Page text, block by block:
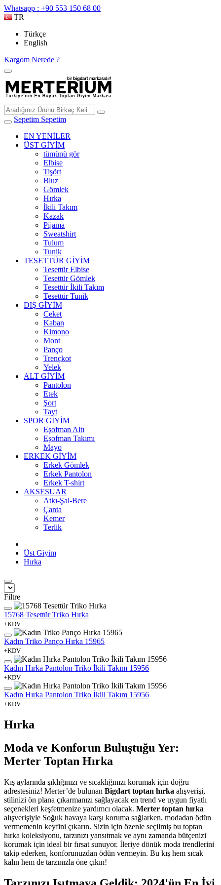
Whatsapp : +90 553 150 68 00
TR
Türkçe
English
Kargom Nerede ?
Sepetim Sepetim
EN YENİLER
ÜST GİYİM
tümünü gör
Elbise
Tişört
Bluz
Gömlek
Hırka
İkili Takım
Kazak
Pijama
Sweatshirt
Tulum
Tunik
TESETTÜR GİYİM
Tesettür Elbise
Tesettür Gömlek
Tesettür İkili Takım
Tesettür Tunik
DIŞ GİYİM
Ceket
Kaban
Kimono
Mont
Panço
Trençkot
Yelek
ALT GİYİM
Pantolon
Etek
Şort
Tayt
SPOR GİYİM
Eşofman Altı
Eşofman Takımı
Mayo
ERKEK GİYİM
Erkek Gömlek
Erkek Pantolon
Erkek T-shirt
AKSESUAR
Atkı-Şal-Bere
Çanta
Kemer
Terlik
Üst Giyim
Hırka
Filtre
15768 Tesettür Triko Hırka
+KDV
Kadın Triko Panço Hırka 15965
+KDV
Kadın Hırka Pantolon Triko İkili Takım 15956
+KDV
Kadın Hırka Pantolon Triko İkili Takım 15956
+KDV
Hırka
Moda ve Konforun Buluştuğu Yer:
Merter Toptan Hırka
Kış aylarında şıklığınızı ve sıcaklığınızı korumak için doğru
adrestesiniz! Merter’de bulunan Bigdart toptan hırka alışverişi,
stilinizi ön plana çıkarmanızı sağlayacak en trend ve uygun fiyatlı
seçenekleri keşfetmenize yardımcı olacak. Merter toptan hırka
alışverişiyle Soğuk havaya karşı koruma sağlarken, modadan ödün
vermemenin keyfini çıkarın. Sizin için özenle seçilmiş bu toptan
hırka koleksiyonu, tarzınızı yansıtmak ve aynı zamanda bütçenizi
korumak için ideal bir fırsat sunuyor. İleriye dönük moda trendlerini
takip ederken, konforunuzdan ödün vermeyin. Bu kış hem sıcak
kalın hem de tarzınızla öne çıkın!